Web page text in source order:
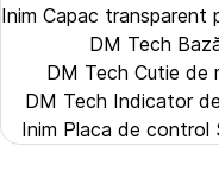
Inim Capac transparent
DM Tech
DM Tech Cutie de
DM Tech Indicator
Inim Placa de control